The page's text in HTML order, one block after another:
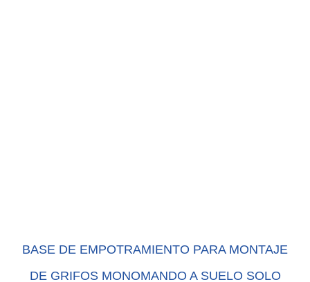
BASE DE EMPOTRAMIENTO PARA MONTAJE
DE GRIFOS MONOMANDO A SUELO SOLO